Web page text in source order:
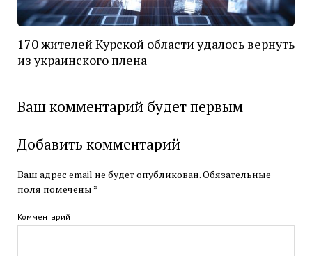
170 жителей Курской области удалось вернуть
из украинского плена
Ваш комментарий будет первым
Добавить комментарий
Ваш адрес email не будет опубликован.Обязательные
поля помечены *
Комментарий